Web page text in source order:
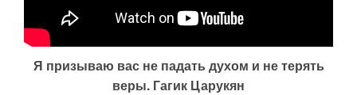
Я призываю вас не падать духом и не терять
веры. Гагик Царукян